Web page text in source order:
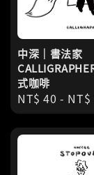
中深｜書法家
式咖啡
Regular
price
NT$ 40 - NT$